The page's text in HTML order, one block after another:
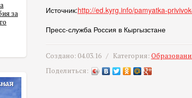
за
Источник:http://ed.kyrg.info/pamyatka-
Пресс-служба Россия в Кыргызстане
Создано: 04.03.16 / Категория:
Поделиться: